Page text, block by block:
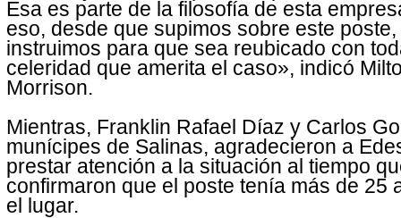
Esa es parte de la filosofía de esta
eso, desde que supimos sobre este poste,
instruimos para que sea reubicado con
celeridad que amerita el caso», indicó
Morrison.
Mientras, Franklin Rafael Díaz y Carlos
munícipes de Salinas, agradecieron a
prestar atención a la situación al tiempo
confirmaron que el poste tenía más de 25
el lugar.